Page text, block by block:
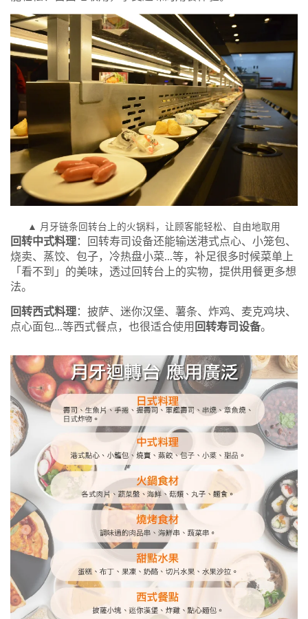
▲ 月牙链条回转台上的火锅料，让顾客能轻松、自由地取用
回转中式料理：回转寿司设备还能输送港式点心、小笼包、
烧卖、蒸饺、包子，冷热盘小菜...等，补足很多时候菜单上
「看不到」的美味，透过回转台上的实物，提供用餐更多想
法。
回转西式料理：披萨、迷你汉堡、薯条、炸鸡、麦克鸡块、
点心面包...等西式餐点，也很适合使用 回转寿司设备。